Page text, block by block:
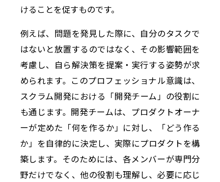
けることを促すものです。
例えば、問題を発見した際に、自分のタスクで
はないと放置するのではなく、その影響範囲を
考慮し、自ら解決策を提案・実行する姿勢が求
められます。このプロフェッショナル意識は、
スクラム開発における「開発チーム」の役割に
も通じます。開発チームは、プロダクトオーナ
ーが定めた「何を作るか」に対し、「どう作る
か」を自律的に決定し、実際にプロダクトを構
築します。そのためには、各メンバーが専門分
野だけでなく、他の役割も理解し、必要に応じ